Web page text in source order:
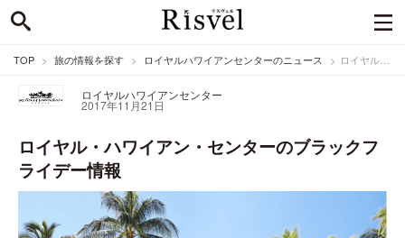
TOP 旅の情報を探す ロイヤルハワイアンセンターのニュース ロイヤル・ハワイアン・センターのブラックフライデー情報
ロイヤルハワイアンセンター
2017年11月21日
ロイヤル・ハワイアン・センターのブラックフ
ライデー情報